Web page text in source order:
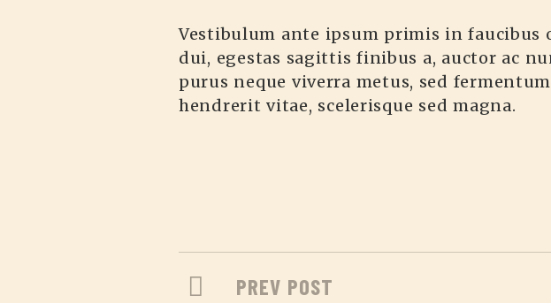
Vestibulum ante ipsum primis in faucibus
dui, egestas sagittis finibus a, auctor ac
purus neque viverra metus, sed
hendrerit vitae, scelerisque sed magna.
PREV POST